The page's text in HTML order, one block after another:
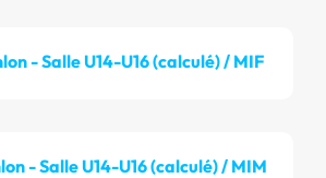
- Salle U14-U16 (calculé) / MIF
- Salle U14-U16 (calculé) / MIM